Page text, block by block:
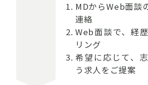
MDからWeb面談
連絡
Web面談で、経
リング
希望に応じて、
う求人をご提案